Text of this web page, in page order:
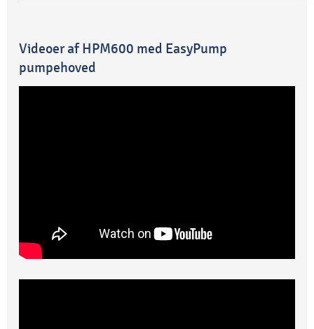
Videoer af HPM600 med EasyPump
pumpehoved